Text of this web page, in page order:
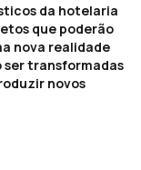
da hotelaria
que poderão
nova realidade
ser transformadas
novos